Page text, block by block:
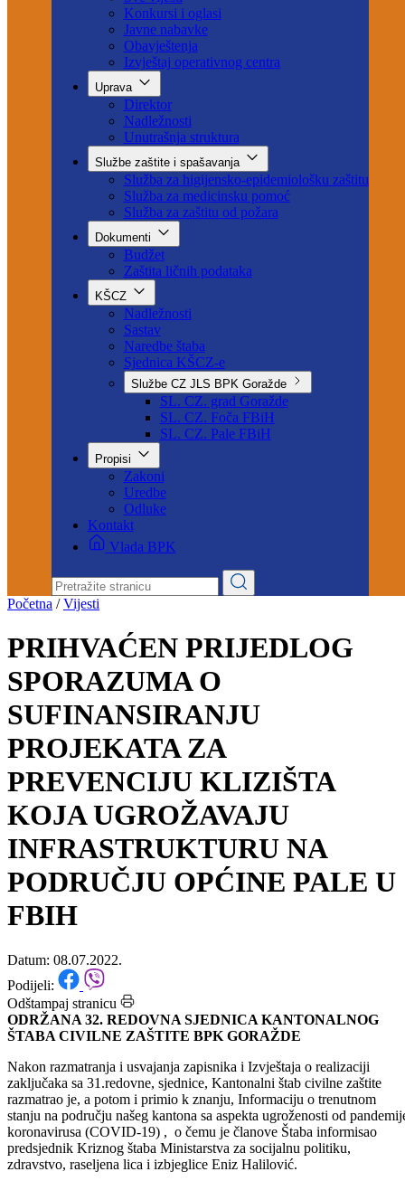
Aktuelno
Sve vijesti
Konkursi i oglasi
Javne nabavke
Obavještenja
Izvještaj operativnog centra
Uprava
Nadležnosti
Unutrašnja struktura
Službe zaštite i spašavanja
Služba za higijensko-epidemiološku zaštitu
Služba za medicinsku pomoć
Služba za zaštitu od požara
Dokumenti
Budžet
Zaštita ličnih podataka
KŠCZ
Nadležnosti
Sastav
Naredbe štaba
Sjednica KŠCZ-e
Službe CZ JLS BPK Goražde
SL. CZ. Foča FBiH
SL. CZ. Pale FBiH
Propisi
Zakoni
Uredbe
Odluke
Kontakt
Vlada BPK
Početna / Vijesti
PRIHVAĆEN PRIJEDLOG
SPORAZUMA O
SUFINANSIRANJU
PROJEKATA ZA
PREVENCIJU KLIZIŠTA
KOJA UGROŽAVAJU
INFRASTRUKTURU NA
PODRUČJU OPĆINE PALE U
FBIH
Datum: 08.07.2022.
Podijeli:
ODRŽANA 32. REDOVNA SJEDNICA KANTONALNOG
ŠTABA CIVILNE ZAŠTITE BPK GORAŽDE
Nakon razmatranja i usvajanja zapisnika i Izvještaja o realizaciji
zaključaka sa 31.redovne, sjednice, Kantonalni štab civilne zaštite
razmatrao je, a potom i primio k znanju, Informaciju o trenutnom
stanju na području našeg kantona sa aspekta ugroženosti od